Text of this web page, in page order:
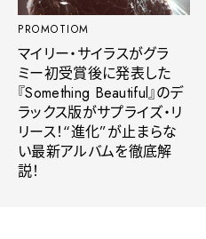
PROMOTIOM
マイリー・サイラスがグラ
ミー初受賞後に発表した
『Something Beautiful』のデ
ラックス版がサプライズ・リ
リース！“進化”が止まらな
い最新アルバムを徹底解
説！